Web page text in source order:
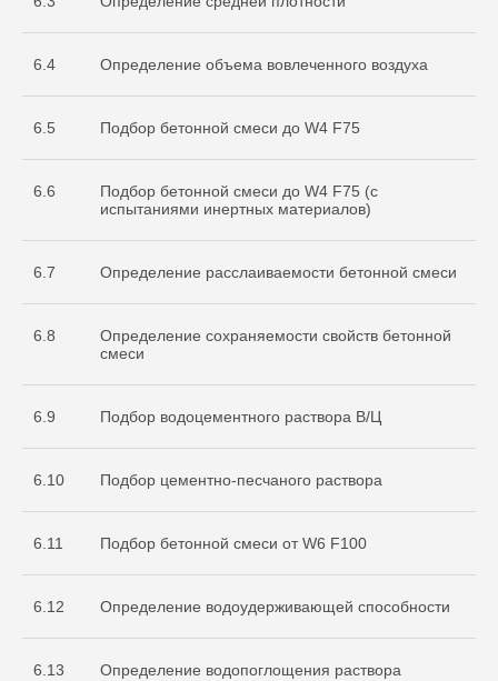
6.4 Определение объема вовлеченного воздуха
6.5 Подбор бетонной смеси до W4 F75
6.6
Подбор бетонной смеси до W4 F75 (с
испытаниями инертных материалов)
6.7 Определение расслаиваемости бетонной смеси
6.8
Определение сохраняемости свойств бетонной
смеси
6.9 Подбор водоцементного раствора В/Ц
6.10 Подбор цементно-песчаного раствора
6.11 Подбор бетонной смеси от W6 F100
6.12 Определение водоудерживающей способности
6.13 Определение водопоглощения раствора
Остались вопросы
по необходимым объемам испытаний
ОСТАВИТЬ ЗАЯВКУ
+7 999 996 42 12